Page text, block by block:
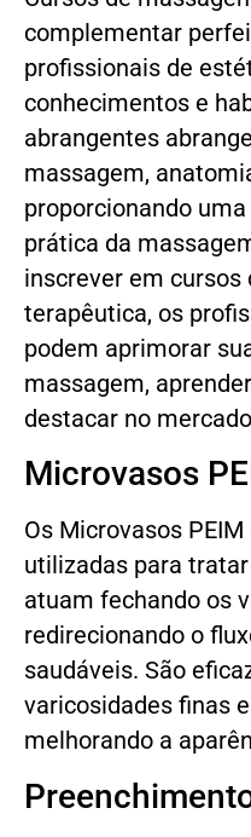
complementar
profissionais de
conhecimentos e
abrangentes
massagem,
proporcionando
prática da
inscrever em cursos
terapêutica, os
podem aprimorar
massagem,
destacar no
Microvasos
Os Microvasos
utilizadas para
atuam fechando os
redirecionando o
saudáveis. São
varicosidades finas
melhorando a